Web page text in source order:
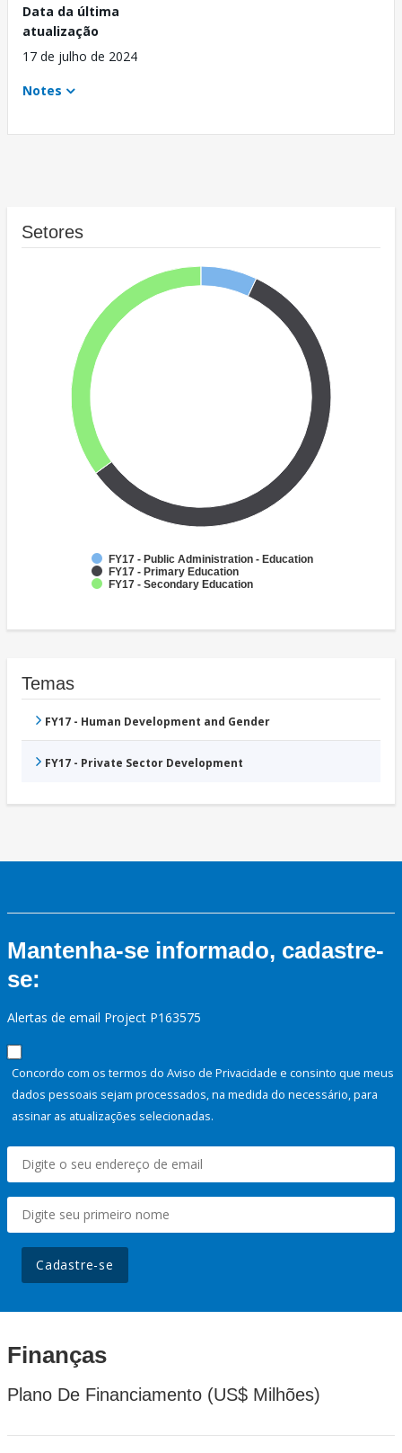
Data da última
atualização
17 de julho de 2024
Notes
Setores
FY17 - Public Administration - Education
FY17 - Primary Education
FY17 - Secondary Education
Temas
FY17 - Human Development and Gender
FY17 - Private Sector Development
Mantenha-se informado, cadastre-
se:
Alertas de email Project P163575
Concordo com os termos do Aviso de Privacidade e consinto que meus
dados pessoais sejam processados, na medida do necessário, para
assinar as atualizações selecionadas.
Cadastre-se
Finanças
Plano De Financiamento (US$ Milhões)